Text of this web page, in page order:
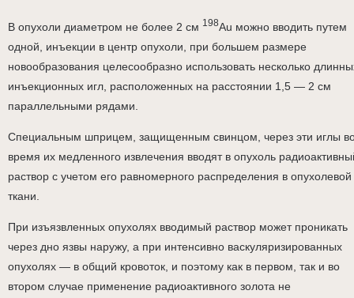
В опухоли диаметром не более 2 см 198Au можно вводить путем
одной, инъекции в центр опухоли, при большем размере
новообразования целесообразно использовать несколько
инъекционных игл, расположенных на расстоянии 1,5 — 2 см
параллельными рядами.
Специальным шприцем, защищенным свинцом, через эти иглы
время их медленного извлечения вводят в опухоль
раствор с учетом его равномерного распределения в опухолевой
ткани.
При изъязвленных опухолях вводимый раствор может проникать
через дно язвы наружу, а при интенсивно васкуляризированных
опухолях — в общий кровоток, и поэтому как в первом, так и во
втором случае применение радиоактивного золота не